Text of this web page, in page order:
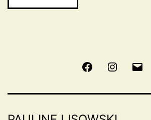
FacebookInstagram